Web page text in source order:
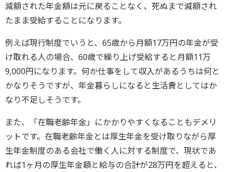
減額された年金額は元に戻ることなく、死ぬまで減額され
たまま受給することになります。
例えば現行制度でいうと、65歳から月額17万円の年金が受
け取れる人の場合、60歳で繰り上げ受給すると月額11万
9,000円になります。何か仕事をして収入があるうちは何と
かなりそうですが、年金暮らしになると生活費としてはか
なり不足しそうです。
また、「在職老齢年金」にかかりやすくなることもデメリ
ットです。在職老齢年金とは厚生年金を受け取りながら厚
生年金制度のある会社で働く人に対する制度で、現状であ
れば1ヶ月の厚生年金額と給与の合計が28万円を超えると、